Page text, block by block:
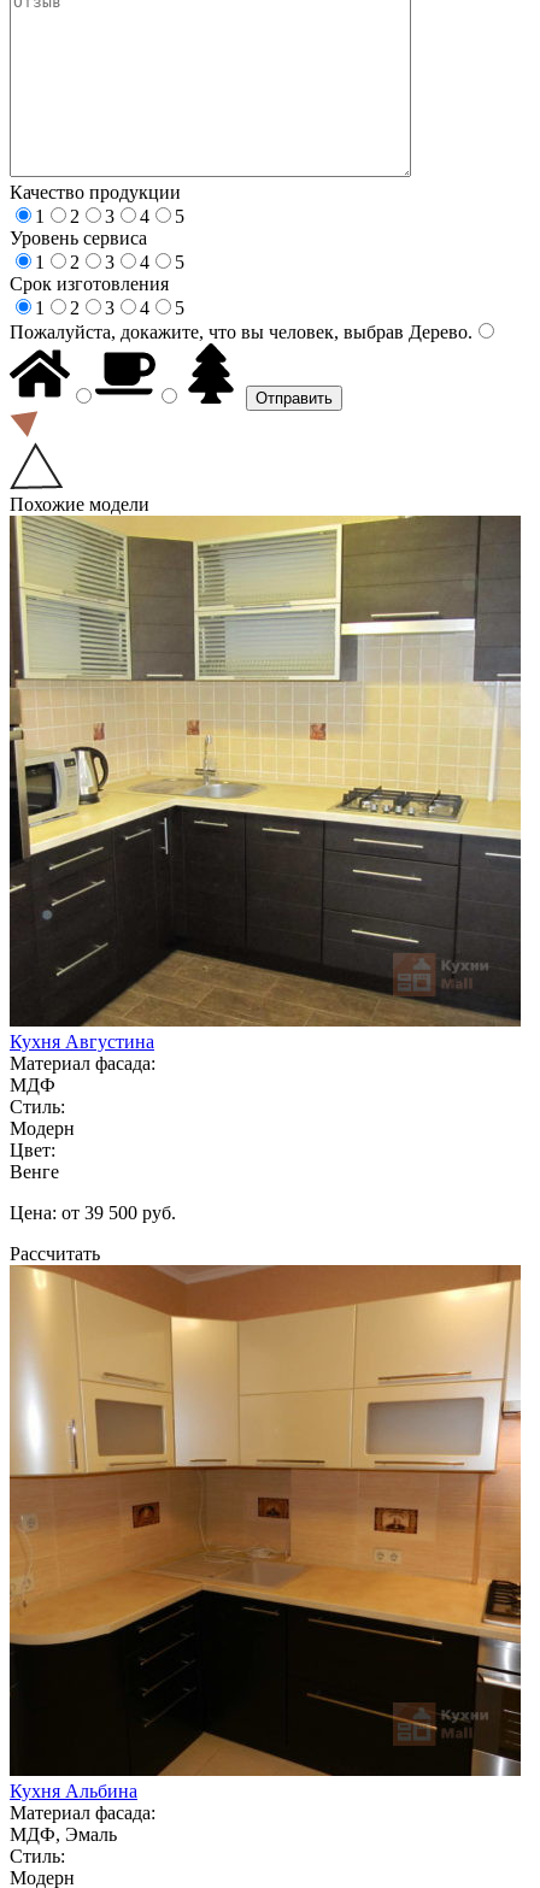
Качество продукции
1
2 3 4
5
Уровень сервиса
1
2 3 4
5
Срок изготовления
1
2 3 4
5
Пожалуйста, докажите, что вы человек, выбрав Дерево.
Похожие модели
Кухня Августина
Материал фасада:
МДФ
Стиль:
Модерн
Цвет:
Венге
Цена: от 39 500 руб.
Рассчитать
Кухня Альбина
Материал фасада:
МДФ, Эмаль
Стиль:
Модерн